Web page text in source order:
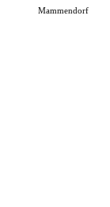
Mammendorf